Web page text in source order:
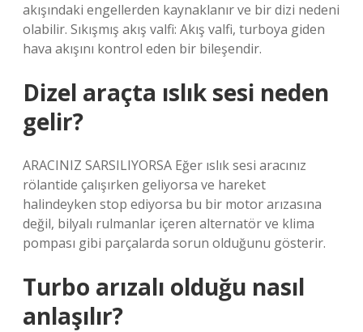
akışındaki engellerden kaynaklanır ve bir dizi nedeni
olabilir. Sıkışmış akış valfi: Akış valfi, turboya giden
hava akışını kontrol eden bir bileşendir.
Dizel araçta ıslık sesi neden
gelir?
ARACINIZ SARSILIYORSA Eğer ıslık sesi aracınız
rölantide çalışırken geliyorsa ve hareket
halindeyken stop ediyorsa bu bir motor arızasına
değil, bilyalı rulmanlar içeren alternatör ve klima
pompası gibi parçalarda sorun olduğunu gösterir.
Turbo arızalı olduğu nasıl
anlaşılır?